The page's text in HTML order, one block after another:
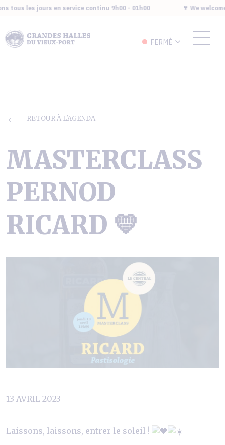
tous les jours en service continu 9h00 - 01h00 🍷 We
FERMÉ
RETOUR À L'AGENDA
MASTERCLASS
PERNOD
RICARD 💛
13 AVRIL 2023
Laissons, laissons, entrer le soleil !